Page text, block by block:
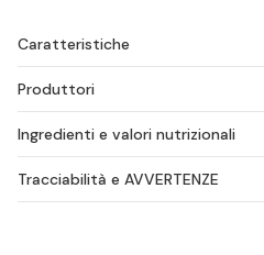
Caratteristiche
Produttori
Ingredienti e valori nutrizionali
Tracciabilità e AVVERTENZE